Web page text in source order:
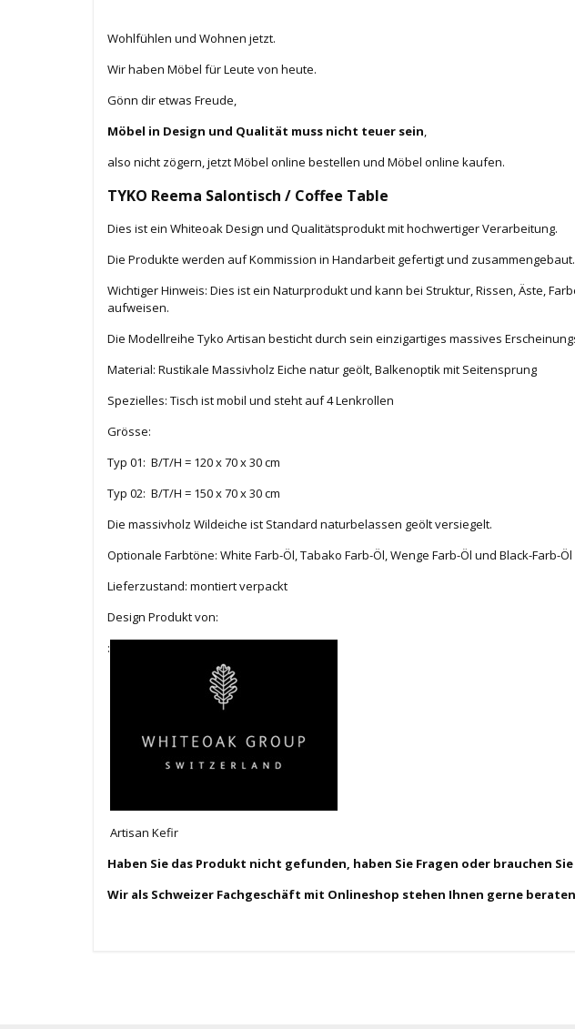
Wohlfühlen und Wohnen jetzt.
Wir haben Möbel für Leute von heute.
Gönn dir etwas Freude,
Möbel in Design und Qualität muss nicht teuer sein,
also nicht zögern, jetzt Möbel online bestellen und Möbel online kaufen.
TYKO Reema Salontisch / Coffee Table
Dies ist ein Whiteoak Design und Qualitätsprodukt mit hochwertiger Verarbeitung.
Die Produkte werden auf Kommission in Handarbeit gefertigt und zusammengebaut.
Wichtiger Hinweis: Dies ist ein Naturprodukt und kann bei Struktur, Rissen, Äste,
aufweisen.
Die Modellreihe Tyko Artisan besticht durch sein einzigartiges massives
Material: Rustikale Massivholz Eiche natur geölt, Balkenoptik mit Seitensprung
Spezielles: Tisch ist mobil und steht auf 4 Lenkrollen
Grösse:
Typ 01: B/T/H = 120 x 70 x 30 cm
Typ 02: B/T/H = 150 x 70 x 30 cm
Die massivholz Wildeiche ist Standard naturbelassen geölt versiegelt.
Optionale Farbtöne: White Farb-Öl, Tabako Farb-Öl, Wenge Farb-Öl und Black-Farb-Öl
Lieferzustand: montiert verpackt
Design Produkt von:
:
Artisan Kefir
Haben Sie das Produkt nicht gefunden, haben Sie Fragen oder brauchen
Wir als Schweizer Fachgeschäft mit Onlineshop stehen Ihnen gerne